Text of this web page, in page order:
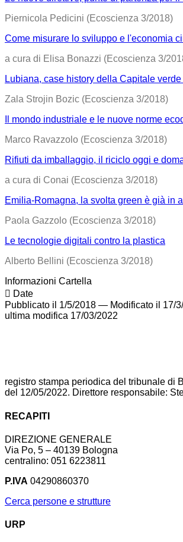
Piernicola Pedicini (Ecoscienza 3/2018)
Come misurare lo sviluppo e l'economia
a cura di Elisa Bonazzi (Ecoscienza 3/
Lubiana, case history della Capitale
Zala Strojin Bozic (Ecoscienza 3/2018)
Il mondo industriale e le nuove norme
Marco Ravazzolo (Ecoscienza 3/2018)
Rifiuti da imballaggio, il riciclo oggi e
a cura di Conai (Ecoscienza 3/2018)
Emilia-Romagna, la svolta green è già in
Paola Gazzolo (Ecoscienza 3/2018)
Le tecnologie digitali contro la plastica
Alberto Bellini (Ecoscienza 3/2018)
Informazioni Cartella
Date
Pubblicato il 1/5/2018 — Modificato il 17/
ultima modifica 17/03/2022
registro stampa periodica del tribunale di
del 12/05/2022. Direttore responsabile:
RECAPITI
DIREZIONE GENERALE
Via Po, 5 – 40139 Bologna
centralino: 051 6223811
P.IVA 04290860370
Cerca persone e strutture
URP